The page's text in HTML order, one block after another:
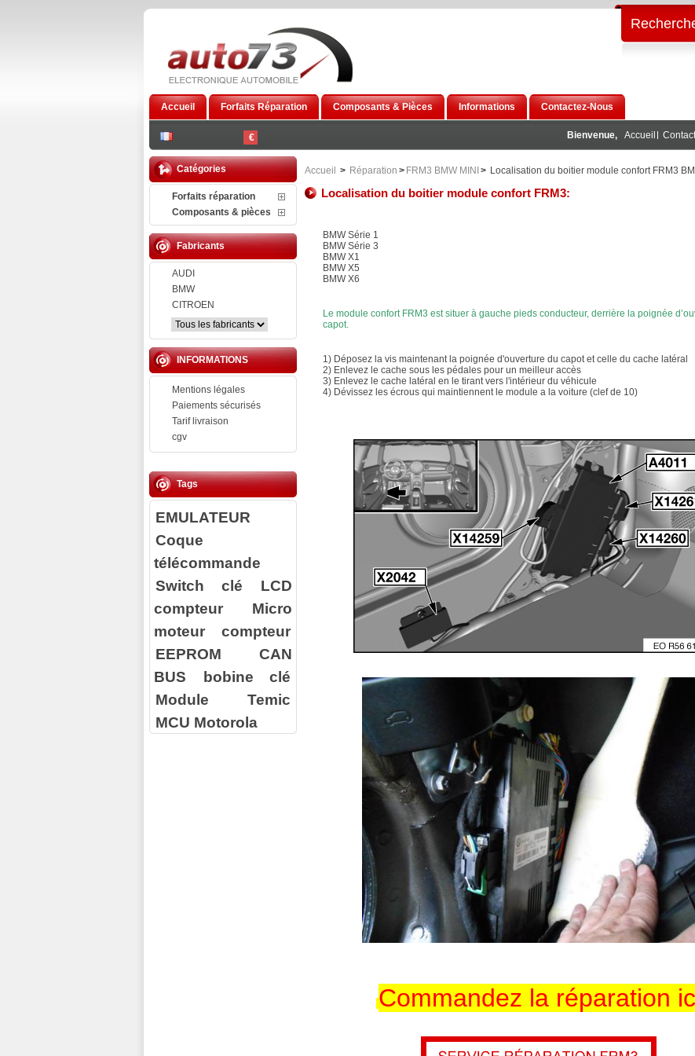
€
Accueil Forfaits Réparation Composants & Pièces Informations Contactez-Nous
Bienvenue, Accueil Contact
Catégories
Forfaits réparation
Composants & pièces
Fabricants
AUDI
BMW
CITROEN
INFORMATIONS
Mentions légales
Paiements sécurisés
Tarif livraison
cgv
Tags
EMULATEUR
Coque
télécommande
Switch clé
LCD
compteur
Micro
moteur compteur
EEPROM
CAN
BUS
bobine clé
Module Temic
MCU Motorola
Accueil > Réparation > FRM3 BMW MINI > Localisation du boitier module confort FRM3
Localisation du boitier module confort FRM3:
BMW Série 1
BMW Série 3
BMW X1
BMW X5
BMW X6
Le module confort FRM3 est situer à gauche pieds conducteur, derrière la poignée
capot.
1) Déposez la vis maintenant la poignée d'ouverture du capot et celle du cache latéral
2) Enlevez le cache sous les pédales pour un meilleur accès
3) Enlevez le cache latéral en le tirant vers l'intérieur du véhicule
4) Dévissez les écrous qui maintiennent le module a la voiture (clef de 10)
Commandez la réparation